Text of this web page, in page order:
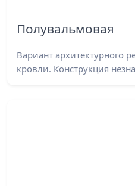
Полувальмовая
Вариант архитектурного
кровли. Конструкция